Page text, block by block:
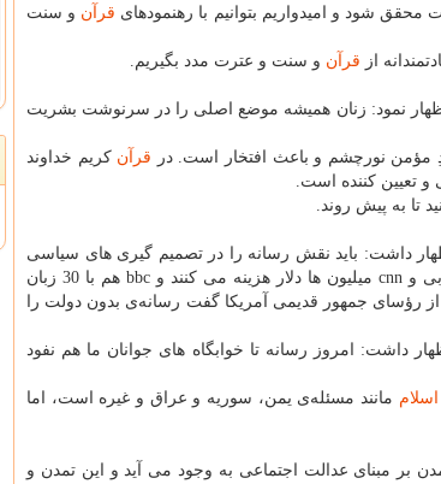
محقق شود و امیدواریم بتوانیم با رهنمودهای قرآن و سنت
از قرآن و سنت و عترت مدد بگیریم.
اظهار نمود: زنان همیشه موضع اصلی را در سرنوشت بشریت
مؤمن نورچشم و باعث افتخار است. در قرآن كریم خداوند
تعیین كننده است.
تا به پیش روند.
داشت: باید نقش رسانه را در تصمیم گیری های سیاسی
بررسی كنیم، زیرا این نقش بسیار تعیین كننده است. برای مثال صدای آمریكای عربی و cnn میلیون ها دلار هزینه می كنند و bbc هم با 30 زبان
كه یكی از رؤسای جمهور قدیمی آمریكا گفت رسانه‌ی بدون دولت را
داشت: امروز رسانه تا خوابگاه های جوانان ما هم نفود
اسلام مانند مسئله‌ی یمن، سوریه و عراق و غیره است، اما
بر مبنای عدالت اجتماعی به وجود می آید و این تمدن و